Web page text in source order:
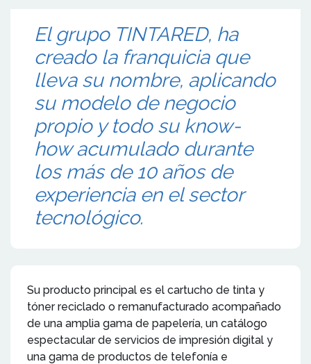
El grupo TINTARED, ha
creado la franquicia que
lleva su nombre, aplicando
su modelo de negocio
propio y todo su know-
how acumulado durante
los más de 10 años de
experiencia en el sector
tecnológico.
Su producto principal es el cartucho de tinta y
tóner reciclado o remanufacturado acompañado
de una amplia gama de papelería, un catálogo
espectacular de servicios de impresión digital y
una gama de productos de telefonía e